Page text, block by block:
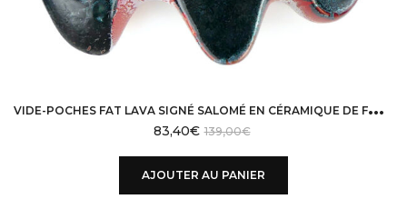
V
IDE-POCHES FAT LAVA SIGNÉ SALOMÉ EN CÉRAMIQUE DE FORME LIBRE DESIGN 50 VALLAURIS
139,00€
83,40€
AJOUTER AU PANIER